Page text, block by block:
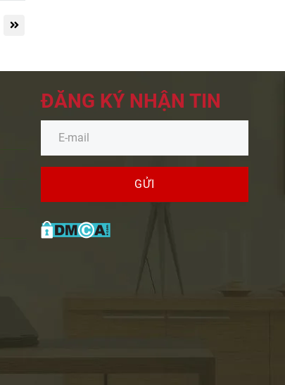
ĐĂNG KÝ NHẬN TIN
GỬI